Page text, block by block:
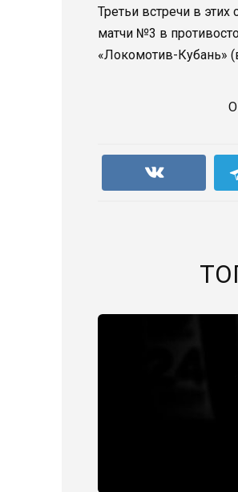
Третьи встречи в
матчи №3 в
«Локомотив-Кубань»